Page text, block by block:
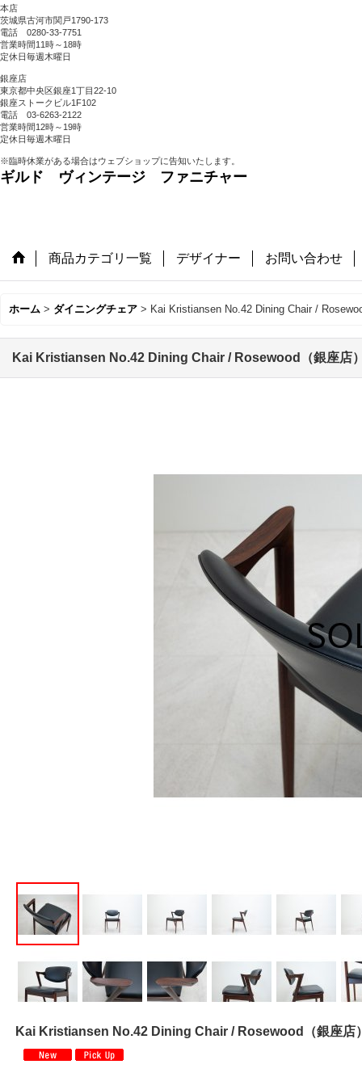
本店
茨城県古河市関戸1790-173
電話 0280-33-7751
営業時間11時～18時
定休日毎週木曜日
銀座店
東京都中央区銀座1丁目22-10
銀座ストークビル1F102
電話 03-6263-2122
営業時間12時～19時
定休日毎週木曜日
※臨時休業がある場合はウェブショップに告知いたします。
ギルド ヴィンテージ ファニチャー
商品カテゴリ一覧 デザイナー お問い合わせ
ホーム > ダイニングチェア > Kai Kristiansen No.42 Dining Chair /
Kai Kristiansen No.42 Dining Chair / Rosewood（銀座店
Kai Kristiansen No.42 Dining Chair / Rosewood（銀座店